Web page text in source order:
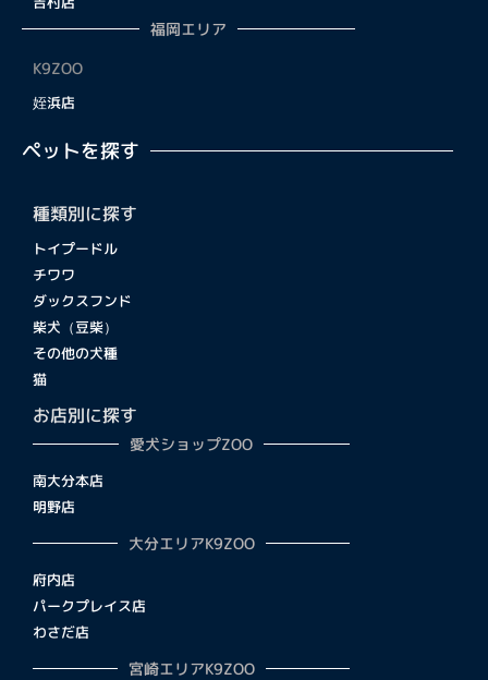
福岡エリア
K9ZOO
姪浜店
ペットを探す
種類別に探す
トイプードル
チワワ
ダックスフンド
柴犬（豆柴）
その他の犬種
猫
お店別に探す
愛犬ショップZOO
南大分本店
明野店
大分エリアK9ZOO
府内店
パークプレイス店
わさだ店
宮崎エリアK9ZOO